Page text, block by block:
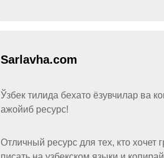
Sarlavha.com
Ўзбек тилида бехато ёзувчилар ва
ажойиб ресурс!
Отличный ресурс для тех, кто хочет